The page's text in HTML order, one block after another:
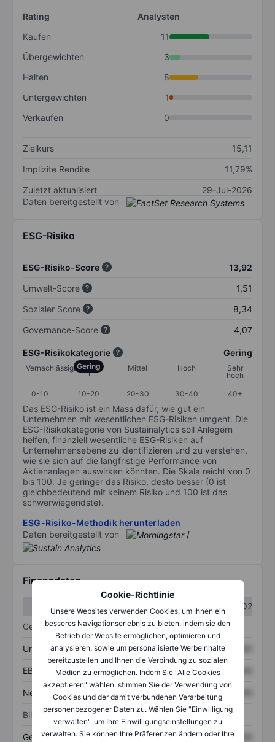
Cookie-Richtlinie
Unsere Websites verwenden Cookies, um Ihnen ein
besseres Navigationserlebnis zu bieten, indem sie den
Betrieb der Website ermöglichen, optimieren und
analysieren, sowie um personalisierte Werbeinhalte
bereitzustellen und Ihnen die Verbindung zu sozialen
Medien zu ermöglichen. Indem Sie "Alle Cookies
akzeptieren" wählen, stimmen Sie der Verwendung von
Cookies und der damit verbundenen Verarbeitung
personenbezogener Daten zu. Wählen Sie "Einwilligung
verwalten", um Ihre Einwilligungseinstellungen zu
verwalten. Sie können Ihre Präferenzen ändern oder Ihre
Rating
Analysten
Kaufen
11
Übergewichten
3
Halten
8
Untergewichten
1
Verkaufen
0
Zielkurs
15,11
Implizite Rendite
11,79%
Zuletzt aktualisiert
29-Jul-2026
Daten bereitgestellt von
ESG-Risiko
ESG-Risiko-Score
13,92
Umwelt-Score
1,51
Sozialer Score
8,34
Governance-Score
4,07
ESG-Risikokategorie Gering
VernachlässigbarGering Mittel Hoch
Sehr
hoch
0-10
10-20 20-30 30-40 40+
Das ESG-Risiko ist ein Mass dafür, wie gut ein
Unternehmen mit wesentlichen ESG-Risiken umgeht. Die
ESG-Risikokategorie von Sustainalytics soll Anlegern
helfen, finanziell wesentliche ESG-Risiken auf
Unternehmensebene zu identifizieren und zu verstehen,
wie sie sich auf die langfristige Performance von
Aktienanlagen auswirken könnten. Die Skala reicht von 0
bis 100. Je geringer das Risiko, desto besser (0 ist
gleichbedeutend mit keinem Risiko und 100 ist das
schwerwiegendste).
ESG-Risiko-Methodik herunterladen
Daten bereitgestellt von
/
Finanzdaten
Q2
Gewinn- und Verlustrechnung
Umsatz XXXXXXX XXXXXXX
EBITDA XXXXXXX XXXXXXX
Nettoeinkommen XXXXXXX XXXXXXX
Bilanz
Gesamtvermögen XXXXXXX XXXXXXX